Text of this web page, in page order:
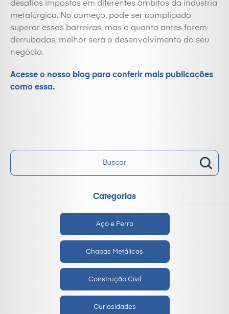
desafios impostos em diferentes âmbitos da indústria
metalúrgica. No começo, pode ser complicado
superar essas barreiras, mas o quanto antes forem
derrubadas, melhor será o desenvolvimento do seu
negócio.
Acesse o nosso blog para conferir mais publicações
como essa.
Categorias
Aço e Ferro
Chapas Metálicas
Construção Civil
Curiosidades